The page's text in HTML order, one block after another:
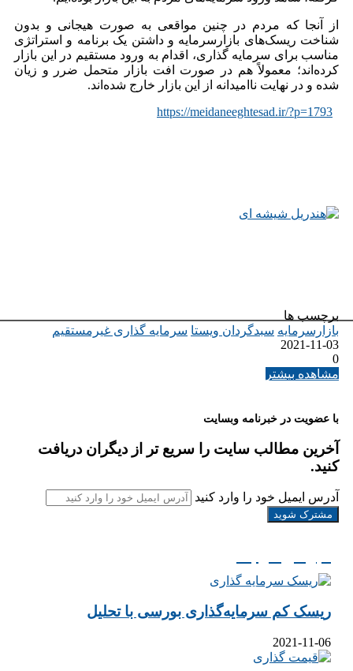
از آنجا که مردم در چنین مواقعی به صورت هیجانی و بدون
شناخت ریسک‌های بازارسرمایه و داشتن یک برنامه و استراتژی
مناسب برای سرمایه گذاری، اقدام به ورود مستقیم در این بازار
کرده‌اند؛ معمولاً هم در صورت افت بازار متحمل ضرر و زیان
شده و در نهایت ناامیدانه از این بازار خارج شده‌اند‌.
https://meidaneeghtesad.ir/?p=1793
برچسب ها
بازارسرمایه سبدگردان ویستا سرمایه گذاری غیرمستقیم
2021-11-03
0
مشاهده بیشتر
با عضویت در خبرنامه وبسایت
آخرین مطالب سایت را سریع تر از دیگران دریافت
کنید.
آدرس ایمیل خود را وارد کنید
ریسک کم سرمایه‌گذاری بورسی با تحلیل
2021-11-06